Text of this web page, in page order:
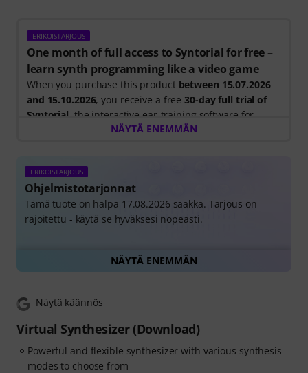
ERIKOISTARJOUS
One month of full access to Syntorial for free –
learn synth programming like a video game
When you purchase this product between 15.07.2026
and 15.10.2026, you receive a free30-day full trial of
Syntorial , the interactive ear-training software for
synth programming.
learn how oscillators, filters, modulation and effects
work together to create real patches.
Your personal voucher code will be sent automatically
trial ends automatically after expiry.
NÄYTÄ ENEMMÄN
ERIKOISTARJOUS
Ohjelmistotarjonnat
Tämä tuote on halpa 17.08.2026 saakka. Tarjous on
rajoitettu - käytä se hyväksesi nopeasti.
Kaikki ohjelmistotarjoukset yhdellä silmäyksellä
NÄYTÄ ENEMMÄN
Näytä käännös
Virtual Synthesizer (Download)
Powerful and flexible synthesizer with various synthesis
modes to choose from